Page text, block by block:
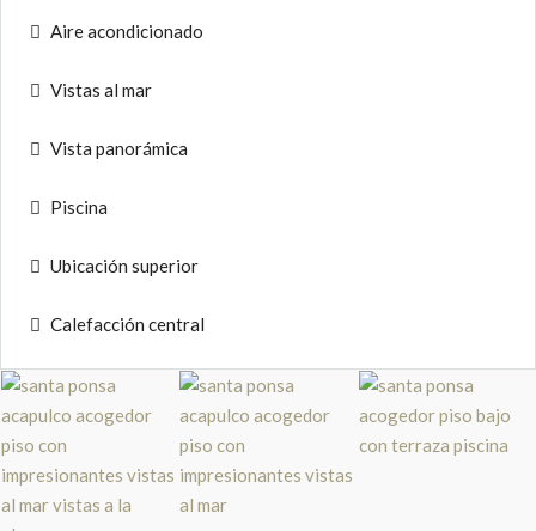
Aire acondicionado
Vistas al mar
Vista panorámica
Piscina
Ubicación superior
Calefacción central